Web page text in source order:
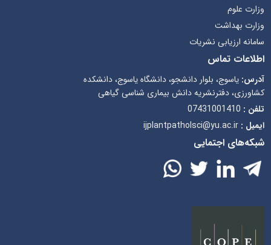
وزارت علوم
وزارت بهداشت
سامانه ارزیابی نشریات
اطلاعات تماس
آدرس:یاسوج، بلوار دانشجو، دانشگاه یاسوج، دانشکده
کشاورزی، دفترنشریه دانش بیماری شناسی گیاهی
تلفن : 07431001410
ایمیل : ijplantpatholsci@yu.ac.ir
شبکه‌های اجتمایی